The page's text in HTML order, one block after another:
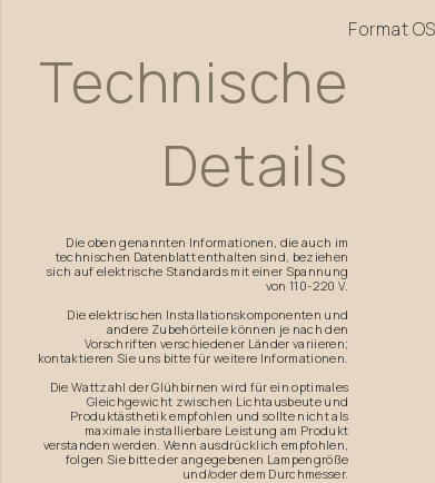
FormatOS
Technische
Details
Die oben genannten Informationen, die auch im
technischen Datenblatt enthalten sind, beziehen
sich auf elektrische Standards mit einer Spannung
von 110-220 V.
Die elektrischen Installationskomponenten und
andere Zubehörteile können je nach den
Vorschriften verschiedener Länder variieren;
kontaktieren Sie uns bitte für weitere Informationen.
Die Wattzahl der Glühbirnen wird für ein optimales
Gleichgewicht zwischen Lichtausbeute und
Produktästhetik empfohlen und sollte nicht als
maximale installierbare Leistung am Produkt
verstanden werden. Wenn ausdrücklich empfohlen,
folgen Sie bitte der angegebenen Lampengröße
und/oder dem Durchmesser.